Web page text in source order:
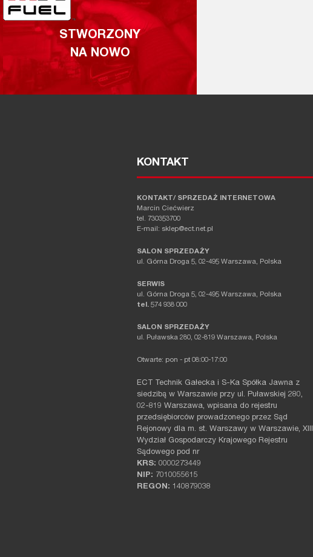
STWORZONY
NA NOWO
KONTAKT
KONTAKT/ SPRZEDAŻ INTERNETOWA
Marcin Ciećwierz
tel. 730353700
E-mail: sklep@ect.net.pl
SALON SPRZEDAŻY
ul. Górna Droga 5, 02-495 Warszawa, Polska
SERWIS
ul. Górna Droga 5, 02-495 Warszawa, Polska
tel. 574 938 000
SALON SPRZEDAŻY
ul. Puławska 280, 02-819 Warszawa, Polska
Otwarte: pon - pt 08:00-17:00
ECT Technik Gałecka i S-Ka Spółka Jawna z
siedzibą w Warszawie przy ul. Puławskiej 280,
02-819 Warszawa, wpisana do rejestru
przedsiębiorców prowadzonego przez Sąd
Rejonowy dla m. st. Warszawy w Warszawie, XIII
Wydział Gospodarczy Krajowego Rejestru
Sądowego pod nr
KRS: 0000273449
NIP: 7010055615
REGON: 140879038